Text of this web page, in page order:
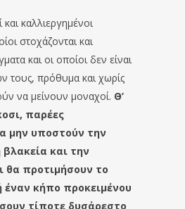
καλλιεργημένοι
στοχάζονται και
και οι οποίοι δεν είναι
τους, πρόθυμα και χωρίς
να μείνουν μοναχοί. Θ’
παρέες
μην υποστούν την
και την
θα προτιμήσουν το
έναν κήπο προκειμένου
τίποτε δυσάρεστο